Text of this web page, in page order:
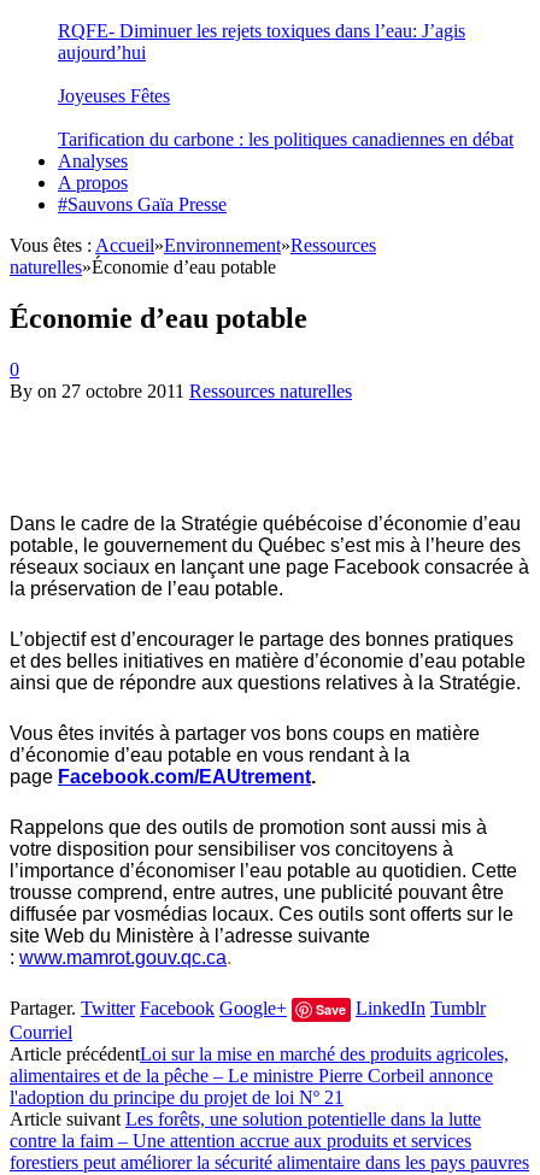
RQFE- Diminuer les rejets toxiques dans l’eau: J’agis
aujourd’hui
Joyeuses Fêtes
Tarification du carbone : les politiques canadiennes en débat
Analyses
A propos
#Sauvons Gaïa Presse
Vous êtes : Accueil»Environnement»Ressources
naturelles»Économie d’eau potable
Économie d’eau potable
0
By on 27 octobre 2011 Ressources naturelles
Dans le cadre de la Stratégie québécoise d’économie d’eau
potable, le gouvernement du Québec s’est mis à l’heure des
réseaux sociaux en lançant une page Facebook consacrée à
la préservation de l’eau potable.
L’objectif est d’encourager le partage des bonnes pratiques
et des belles initiatives en matière d’économie d’eau potable
ainsi que de répondre aux questions relatives à la Stratégie.
Vous êtes invités à partager vos bons coups en matière
d’économie d’eau potable en vous rendant à la
page Facebook.com/EAUtrement.
Rappelons que des outils de promotion sont aussi mis à
votre disposition pour sensibiliser vos concitoyens à
l’importance d’économiser l’eau potable au quotidien. Cette
trousse comprend, entre autres, une publicité pouvant être
diffusée par vosmédias locaux. Ces outils sont offerts sur le
site Web du Ministère à l’adresse suivante
: www.mamrot.gouv.qc.ca.
Partager. Twitter Facebook Google+ Save LinkedIn Tumblr
Courriel
Article précédentLoi sur la mise en marché des produits agricoles,
alimentaires et de la pêche – Le ministre Pierre Corbeil annonce
l'adoption du principe du projet de loi Nº 21
Article suivant Les forêts, une solution potentielle dans la lutte
contre la faim – Une attention accrue aux produits et services
forestiers peut améliorer la sécurité alimentaire dans les pays pauvres